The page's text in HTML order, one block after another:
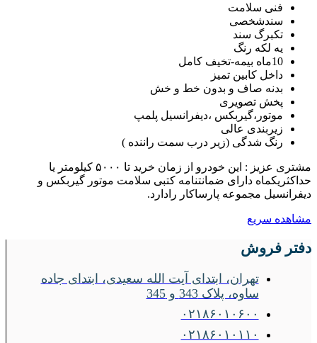
فنی سلامت
سندشخصی
تکبرگ سند
یه لکه رنگ
10ماه بیمه-تخیف کامل
داخل کابین تمیز
بدنه صاف و بدون خط و خش
پخش تصویری
موتور،گیربکس ،دیفرانسیل پلمپ
زیربندی عالی
رنگ شدگی (زیر درب سمت راننده )
مشتری عزیز : این خودرو از زمان خرید تا ۵۰۰۰ کیلومتر یا
حداکثریکماه دارای ضمانتنامه کتبی سلامت موتور گیربکس و
دیفرانسیل مجموعه پارساکار رادارد.
مشاهده سریع
دفتر فروش
تهران، ابتدای آیت الله سعیدی، ابتدای جاده
ساوه، پلاک 343 و 345
۰۲۱۸۶۰۱۰۶۰۰
۰۲۱۸۶۰۱۰۱۱۰